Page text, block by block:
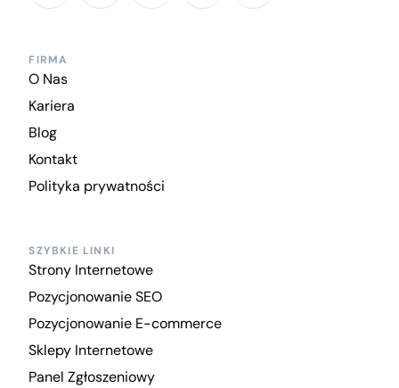
FIRMA
O Nas
Kariera
Blog
Kontakt
Polityka prywatności
SZYBKIE LINKI
Strony Internetowe
Pozycjonowanie SEO
Pozycjonowanie E-commerce
Sklepy Internetowe
Panel Zgłoszeniowy